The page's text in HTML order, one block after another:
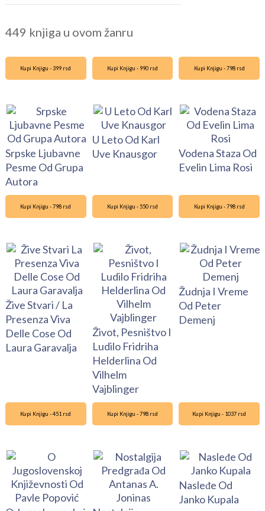
449 knjiga u ovom žanru
Kupi Knjigu - 399 rsd
Srpske Ljubavne
Pesme Od Grupa
Autora
Kupi Knjigu - 990 rsd
U Leto Od Karl
Uve Knausgor
Kupi Knjigu - 798 rsd
Vodena Staza Od
Evelin Lima Rosi
Kupi Knjigu - 798 rsd
Žive Stvari / La
Presenza Viva
Delle Cose Od
Laura Garavalja
Kupi Knjigu - 550 rsd
Život, Pesništvo I
Ludilo Fridriha
Helderlina Od
Vilhelm
Vajblinger
Kupi Knjigu - 798 rsd
Žudnja I Vreme
Od Peter
Demenj
Kupi Knjigu - 451 rsd Kupi Knjigu - 798 rsd Kupi Knjigu - 1037 rsd
Nasleđe Od
Janko Kupala